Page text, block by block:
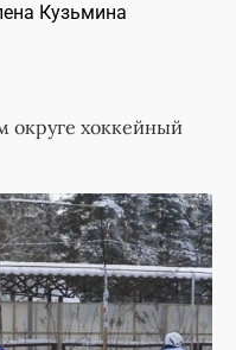
Кузьмина
округе хоккейный